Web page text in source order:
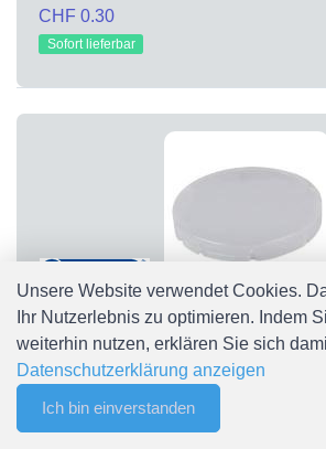
Merkliste
CHF 0.30
Sofort lieferbar
T22RRWS
T22RRWS Tasterkappe flach,
Schlegel
CHF 0.30
Sofort lieferbar
Unsere Website verwendet Cookies.
Ihr Nutzerlebnis zu optimieren. Indem
weiterhin nutzen, erklären Sie sich
Datenschutzerklärung anzeigen
Ich bin einverstanden